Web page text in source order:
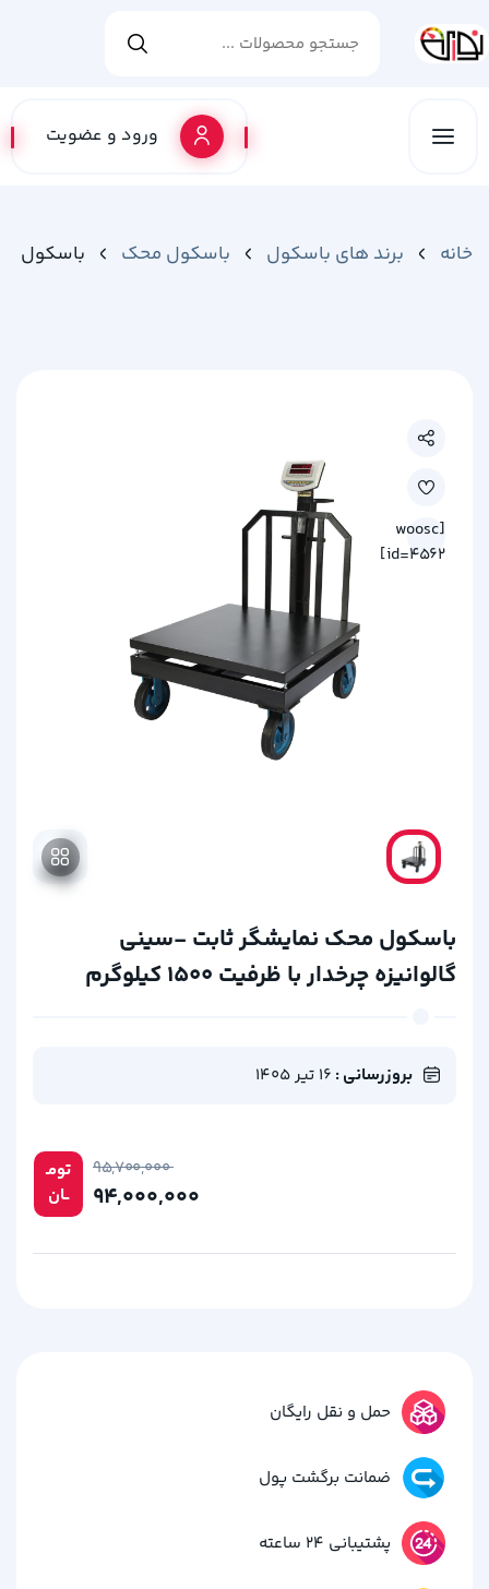
ورود و عضویت
خانه برند های باسکول باسکول محک باسکول محک
[woosc
id=4562]
باسکول محک نمایشگر ثابت -سینی
گالوانیزه چرخدار با ظرفیت 1500 کیلوگرم
بروزرسانی : 16 تیر 1405
تومـ
ــان
۹۵,۷۰۰,۰۰۰
حمل و نقل رایگان
ضمانت برگشت پول
پشتیبانی 24 ساعته